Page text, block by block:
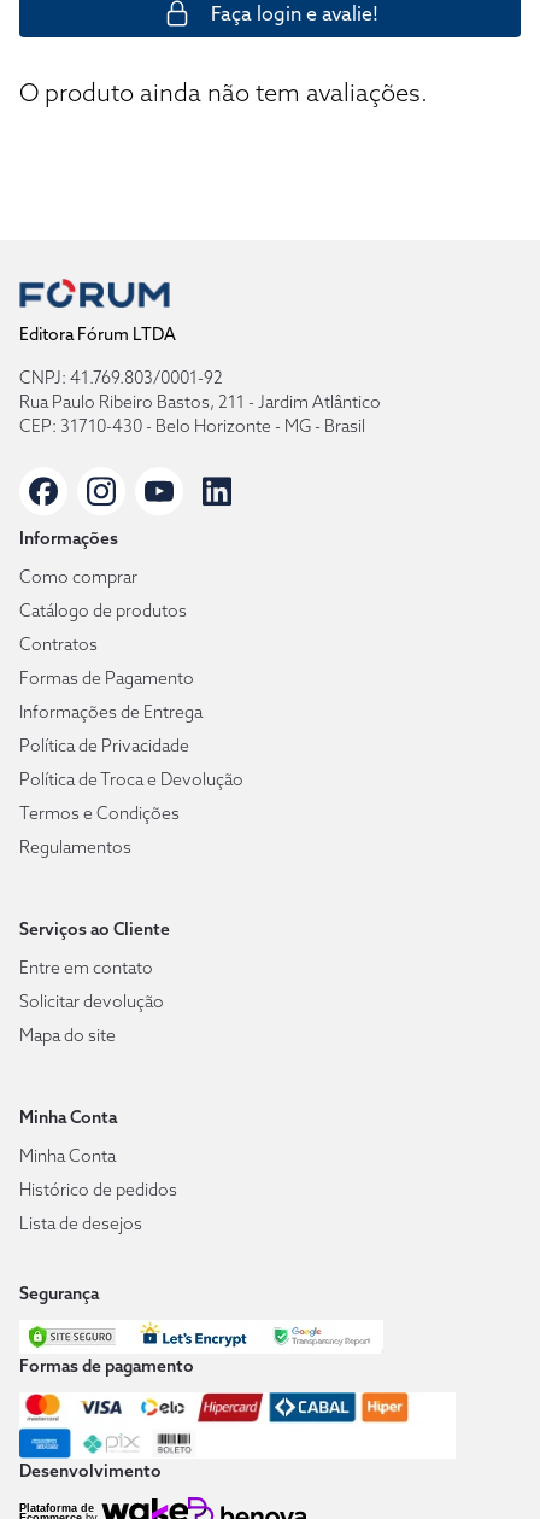
Faça login e avalie!
O produto ainda não tem avaliações.
Editora Fórum LTDA
CNPJ: 41.769.803/0001-92
Rua Paulo Ribeiro Bastos, 211 - Jardim Atlântico
CEP: 31710-430 - Belo Horizonte - MG - Brasil
Informações
Como comprar
Catálogo de produtos
Contratos
Formas de Pagamento
Informações de Entrega
Política de Privacidade
Política de Troca e Devolução
Termos e Condições
Regulamentos
Serviços ao Cliente
Entre em contato
Solicitar devolução
Mapa do site
Minha Conta
Minha Conta
Histórico de pedidos
Lista de desejos
Segurança
Formas de pagamento
Desenvolvimento